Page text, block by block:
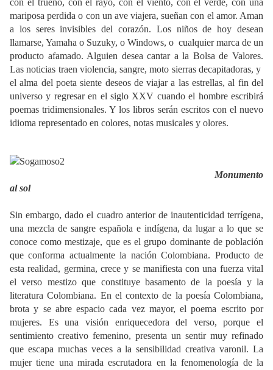
con el trueno, con el rayo, con el viento, con el verde, con una
mariposa perdida o con un ave viajera, sueñan con el amor. Aman
a los seres invisibles del corazón. Los niños de hoy desean
llamarse, Yamaha o Suzuky, o Windows, o cualquier marca de un
producto afamado. Alguien desea cantar a la Bolsa de Valores.
Las noticias traen violencia, sangre, moto sierras decapitadoras, y
el alma del poeta siente deseos de viajar a las estrellas, al fin del
universo y regresar en el siglo XXV cuando el hombre escribirá
poemas tridimensionales. Y los libros serán escritos con el nuevo
idioma representado en colores, notas musicales y olores.
Monumento
al sol
Sin embargo, dado el cuadro anterior de inautenticidad terrígena,
una mezcla de sangre española e indígena, da lugar a lo que se
conoce como mestizaje, que es el grupo dominante de población
que conforma actualmente la nación Colombiana. Producto de
esta realidad, germina, crece y se manifiesta con una fuerza vital
el verso mestizo que constituye basamento de la poesía y la
literatura Colombiana. En el contexto de la poesía Colombiana,
brota y se abre espacio cada vez mayor, el poema escrito por
mujeres. Es una visión enriquecedora del verso, porque el
sentimiento creativo femenino, presenta un sentir muy refinado
que escapa muchas veces a la sensibilidad creativa varonil. La
mujer tiene una mirada escrutadora en la fenomenología de la